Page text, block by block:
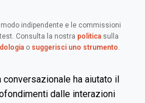
indipendente e le commissioni
Consulta la nostra politica sulla
o suggerisci uno strumento.
ha aiutato il
dalle interazioni